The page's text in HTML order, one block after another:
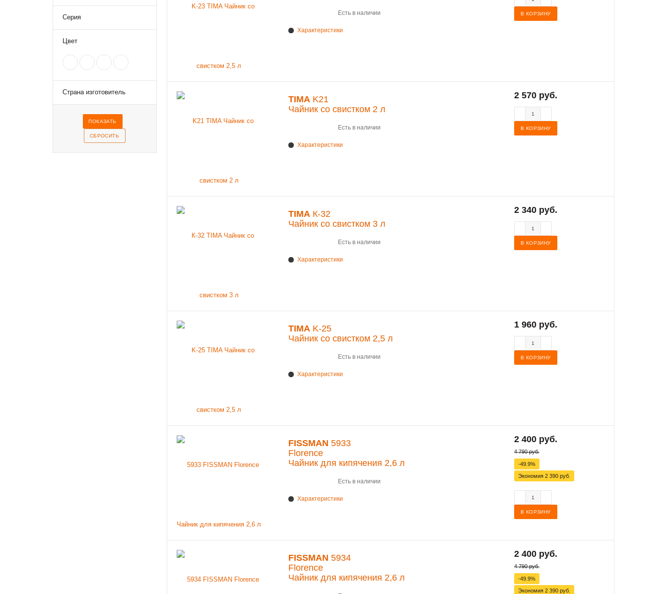
Серия
Цвет
Страна изготовитель
Есть в наличии
Характеристики
В КОРЗИНУ
TIMA K21
Чайник со свистком 2 л
Есть в наличии
Характеристики
2 570 руб.
В КОРЗИНУ
TIMA К-32
Чайник со свистком 3 л
Есть в наличии
Характеристики
2 340 руб.
В КОРЗИНУ
TIMA K-25
Чайник со свистком 2,5 л
Есть в наличии
Характеристики
1 960 руб.
В КОРЗИНУ
FISSMAN 5933
Florence
Чайник для кипячения 2,6 л
Есть в наличии
Характеристики
2 400 руб.
4 790 руб.
-49.9%
Экономия 2 390 руб.
В КОРЗИНУ
FISSMAN 5934
Florence
Чайник для кипячения 2,6 л
2 400 руб.
4 790 руб.
-49.9%
Экономия 2 390 руб.